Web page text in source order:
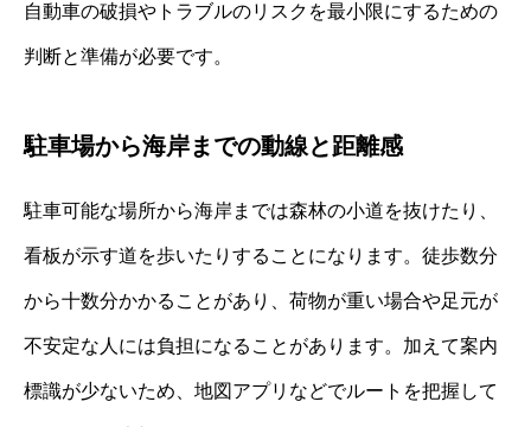
自動車の破損やトラブルのリスクを最小限にするための
判断と準備が必要です。
駐車場から海岸までの動線と距離感
駐車可能な場所から海岸までは森林の小道を抜けたり、
看板が示す道を歩いたりすることになります。徒歩数分
から十数分かかることがあり、荷物が重い場合や足元が
不安定な人には負担になることがあります。加えて案内
標識が少ないため、地図アプリなどでルートを把握して